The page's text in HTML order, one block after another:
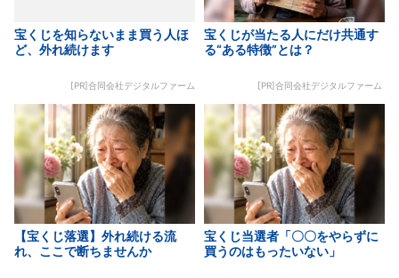
宝くじを知らないまま買う人ほ
ど、外れ続けます
[PR]合同会社デジタルファーム
宝くじが当たる人にだけ共通す
る“ある特徴”とは？
[PR]合同会社デジタルファーム
【宝くじ落選】外れ続ける流
れ、ここで断ちませんか
宝くじ当選者「〇〇をやらずに
買うのはもったいない」